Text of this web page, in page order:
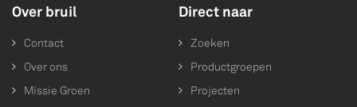
Over bruil
Contact
Over ons
Missie Groen
Direct naar
Zoeken
Productgroepen
Projecten